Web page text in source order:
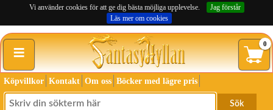
Vi använder cookies för att ge dig bästa möjliga upplevelse.
Jag förstår
Läs mer om cookies
≡ 0
Köpvillkor Kontakt Om oss Böcker med lägre pris
Sök